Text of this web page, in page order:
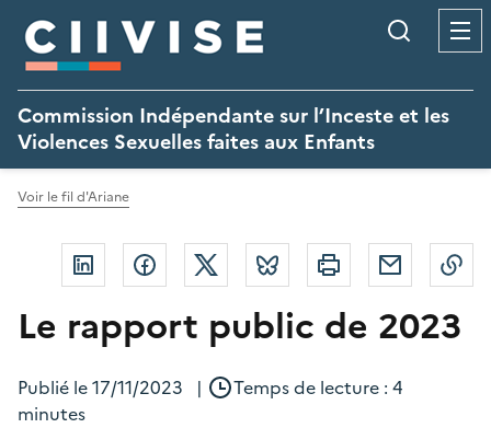
Commission Indépendante sur l’Inceste et les
Violences Sexuelles faites aux Enfants
Voir le fil d'Ariane
Linkedin FacebookTwitter Bluesky Imprimer Courriel
Le rapport public de 2023
Publié le17/11/2023 |
Temps de lecture : 4
minutes